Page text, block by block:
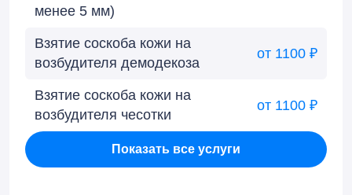
менее 5 мм)
Взятие соскоба кожи на
возбудителя демодекоза
от 1100 ₽
Взятие соскоба кожи на
возбудителя чесотки
от 1100 ₽
Показать все услуги